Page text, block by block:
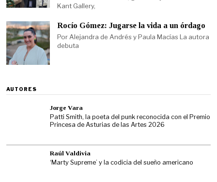
Kant Gallery,
Rocío Gómez: Jugarse la vida a un órdago
Por Alejandra de Andrés y Paula Macías La autora
debuta
AUTORES
Jorge Vara
Patti Smith, la poeta del punk reconocida con el Premio
Princesa de Asturias de las Artes 2026
Raúl Valdivia
‘Marty Supreme’ y la codicia del sueño americano